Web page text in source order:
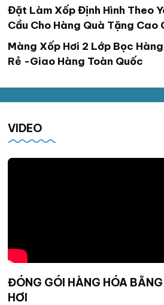
Đặt Làm Xốp Định Hình Theo
Cầu Cho Hàng Quà Tặng Cao
Màng Xốp Hơi 2 Lớp Bọc
Rẻ -Giao Hàng Toàn Quốc
VIDEO
ĐÓNG GÓI HÀNG HÓA
HƠI